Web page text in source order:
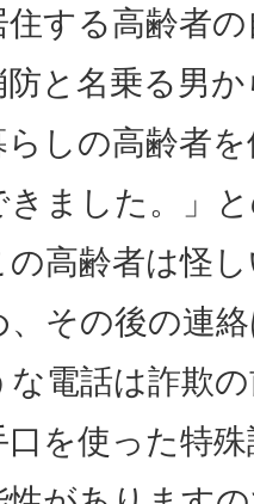
住する高齢者
と名乗る男
らしの高齢者
きました。」
の高齢者は怪
、その後の連
な電話は詐欺
口を使った特